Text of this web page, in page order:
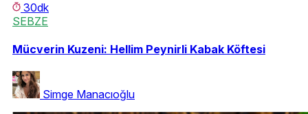
30dk
SEBZE
Mücverin Kuzeni: Hellim Peynirli Kabak Köftesi
Simge Manacıoğlu